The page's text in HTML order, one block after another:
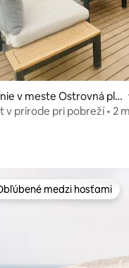
4,96 z 5, počet
v meste Ostrovná plá
v prírode pri pobreží • 2
medzi hosťami
medzi hosťami